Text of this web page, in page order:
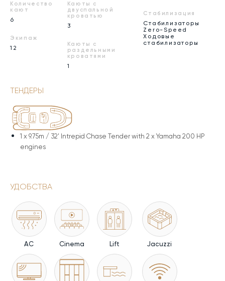
Количество
кают
6
Экипаж
12
Каюты с
двуспальной
кроватью
3
Каюты с
раздельными
кроватями
1
Стабилизация
Стабилизаторы
Zero-Speed
Ходовые
стабилизаторы
ТЕНДЕРЫ
1 x 9.75m / 32' Intrepid Chase Tender with 2 x Yamaha 200 HP
engines
УДОБСТВА
AC Cinema Lift Jacuzzi